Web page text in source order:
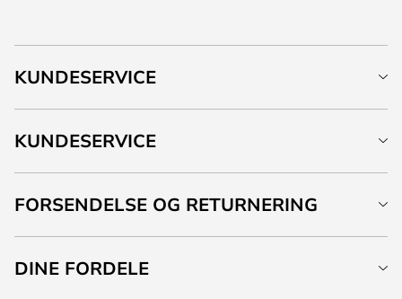
KUNDESERVICE
KUNDESERVICE
FORSENDELSE OG RETURNERING
DINE FORDELE